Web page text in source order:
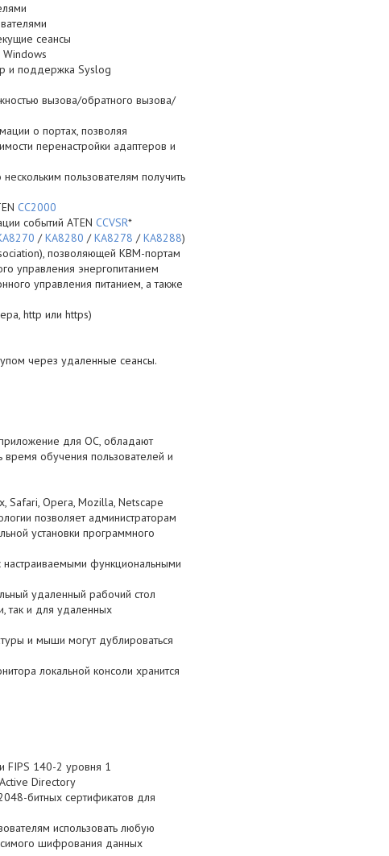
сеансы
Windows
и поддержка Syslog
вызова/обратного вызова/
о портах, позволяя
перенастройки адаптеров и
пользователям получить
CC2000
событий ATEN CCVSR*
/KA8280 /KA8278 /KA8288)
позволяющей КВМ-портам
управления энергопитанием
управления питанием, а также
http или https)
через удаленные сеансы.
для ОС, обладают
обучения пользователей и
Safari, Opera, Mozilla, Netscape
позволяет администраторам
установки программного
функциональными
удаленный рабочий стол
так и для удаленных
и мыши могут дублироваться
локальной консоли хранится
FIPS 140-2 уровня 1
Directory
битных сертификатов для
использовать любую
шифрования данных